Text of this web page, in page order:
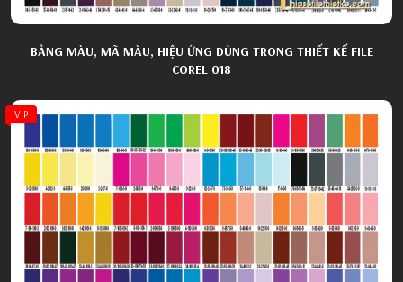
BẢNG MÀU, MÃ MÀU, HIỆU ỨNG DÙNG TRONG THIẾT KẾ FILE
COREL 018
VIP